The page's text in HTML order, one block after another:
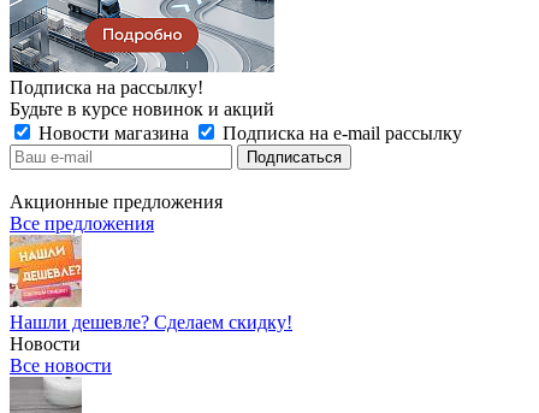
Подписка на рассылку!
Будьте в курсе новинок и акций
Новости магазина
Подписка на e-mail рассылку
Акционные предложения
Все предложения
Нашли дешевле? Сделаем скидку!
Новости
Все новости